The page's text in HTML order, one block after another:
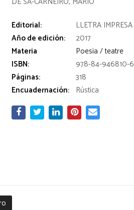
Editorial:
LLETRA IMPRESA
Año de edición:
2017
Materia
Poesia / teatre
ISBN:
978-84-946810-
Páginas:
318
Encuadernación: Rústica